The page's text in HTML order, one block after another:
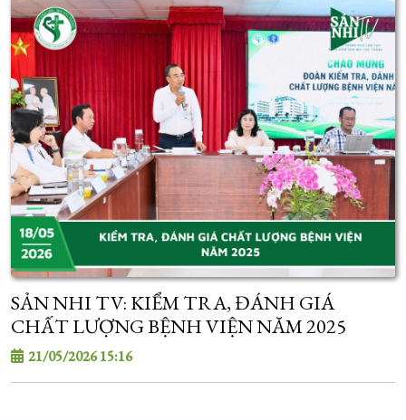
SẢN NHI TV: KIỂM TRA, ĐÁNH GIÁ
CHẤT LƯỢNG BỆNH VIỆN NĂM 2025
21/05/2026 15:16